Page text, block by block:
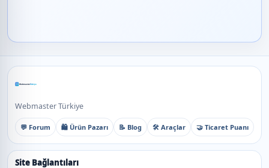
Webmaster Türkiye
💬 Forum 🛍️ Ürün Pazarı 📝 Blog 🛠️ Araçlar 🤝 Ticaret Puanı
Site Bağlantıları